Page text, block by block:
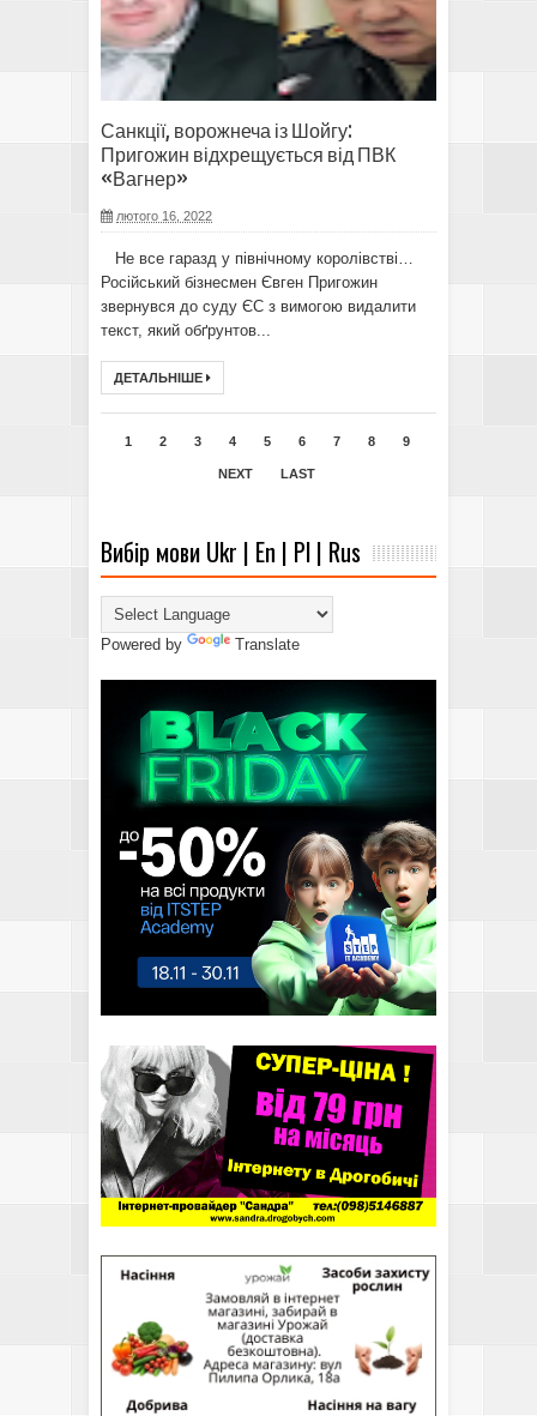
Санкції, ворожнеча із Шойгу:
Пригожин відхрещується від ПВК
«Вагнер»
лютого 16, 2022
Не все гаразд у північному королівстві…
Російський бізнесмен Євген Пригожин
звернувся до суду ЄС з вимогою видалити
текст, який обґрунтов...
ДЕТАЛЬНІШЕ
1 2 3 4 5 6 7 8 9
NEXT LAST
Вибір мови Ukr | En | Pl | Rus
Powered by Translate